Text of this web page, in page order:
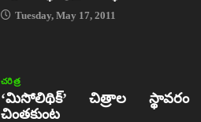
Tuesday, May 17, 2011
చరిత్ర
‘మిసోలిథిక్‌’ చిత్రాల స్థావరం
చింతకుంట